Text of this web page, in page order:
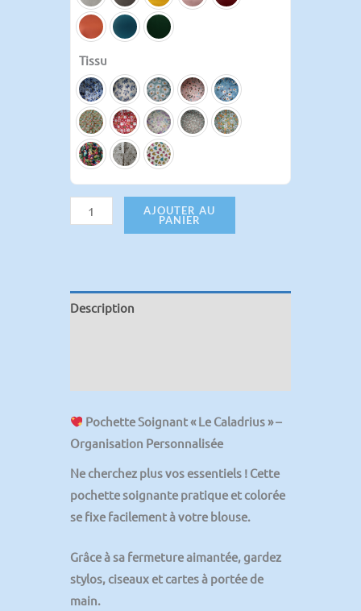
Tissu
AJOUTER AU
PANIER
Description
Pochette Soignant « Le Caladrius » –
Organisation Personnalisée
Ne cherchez plus vos essentiels ! Cette
pochette soignantepratique et colorée
se fixe facilement à votre blouse.
Grâce à sa fermeture aimantée, gardez
stylos, ciseaux et cartes à portée de
main.